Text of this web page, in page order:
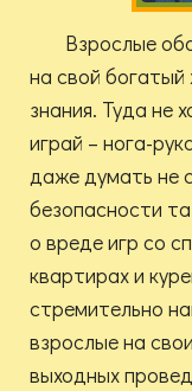
Взрослые
на свой
знания. Туда не
играй – нога-
даже думать не
безопасности
о вреде игр со
квартирах и
стремительно
взрослые на
выходных